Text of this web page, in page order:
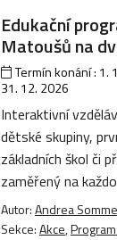
Edukační
Matoušů na
Termín konání : 1.
31. 12. 2026
Interaktivní
dětské skupiny,
základních škol či
zaměřený na
Autor:Andrea
Sekce:Akce,